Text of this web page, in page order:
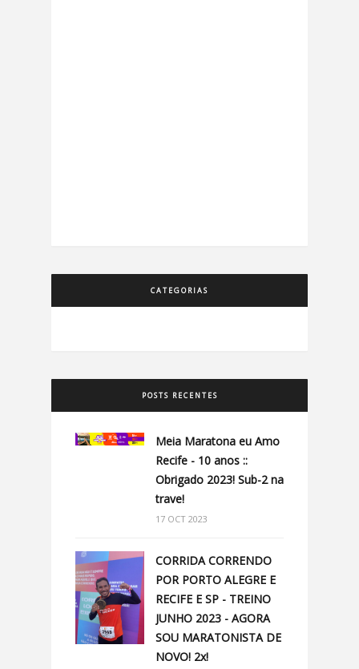
CATEGORIAS
POSTS RECENTES
Meia Maratona eu Amo
Recife - 10 anos ::
Obrigado 2023! Sub-2 na
trave!
17 OCT 2023
CORRIDA CORRENDO
POR PORTO ALEGRE E
RECIFE E SP - TREINO
JUNHO 2023 - AGORA
SOU MARATONISTA DE
NOVO! 2x!